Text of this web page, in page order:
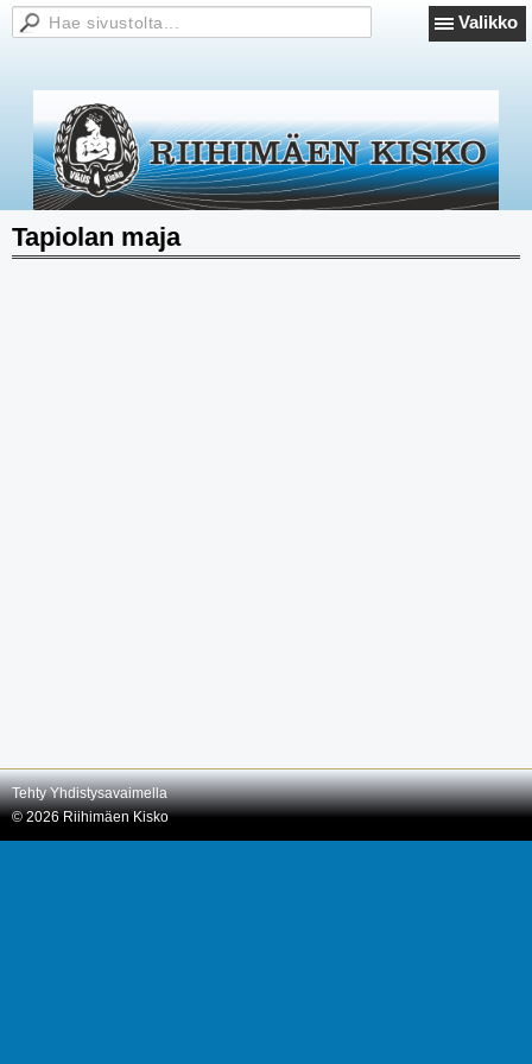
Valikko
Tapiolan maja
Tehty Yhdistysavaimella
©2026 Riihimäen Kisko